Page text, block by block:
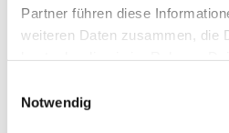
Partner führen diese
weiteren Daten zusammen, die
Notwendig